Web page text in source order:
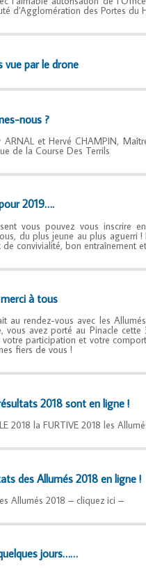
d’Agglomération des Portes
vue par le drone
nous ?
ARNAL et Hervé CHAMPIN,
de la Course Des Terrils
2019….
vous pouvez vous inscrire
du plus jeune au plus aguerri
convivialité, bon entraînement
à tous
au rendez-vous avec les
vous avez porté au Pinacle
votre participation et votre
fiers de vous !
2018 sont en ligne !
2018 la FURTIVE 2018 les
des Allumés 2018 en ligne !
Allumés 2018 – cliquez ici –
jours……